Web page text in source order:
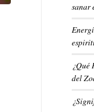
sanar
¿Qué
del